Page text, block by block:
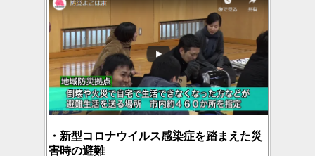
・新型コロナウイルス感染症を踏まえた災
害時の避難